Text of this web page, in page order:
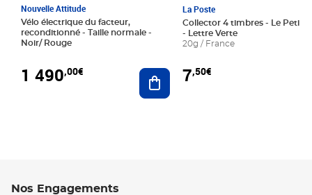
Nouvelle Attitude
Vélo électrique du facteur,
reconditionné - Taille normale -
Noir/ Rouge
1 490,00€ Ajouter au panier
La Poste
Collector 4 timbres - Le Petit
- Lettre Verte
20g / France
7,50€
Nos Engagements